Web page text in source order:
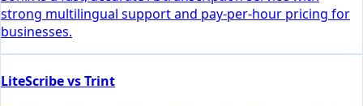
strong multilingual support and pay-per-hour pricing for
businesses.
LiteScribe vs Trint